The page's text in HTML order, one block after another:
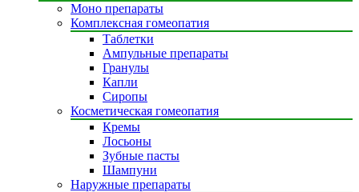
Моно препараты
Комплексная гомеопатия
Таблетки
Ампульные препараты
Гранулы
Капли
Сиропы
Косметическая гомеопатия
Кремы
Лосьоны
Зубные пасты
Шампуни
Наружные препараты